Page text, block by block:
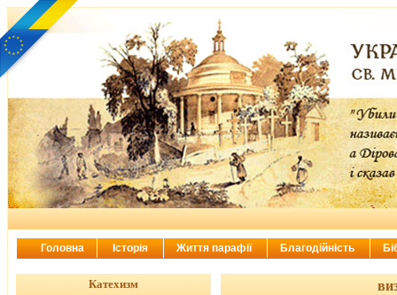
Катехизм
Головна Історія Життя парафії Благодійність